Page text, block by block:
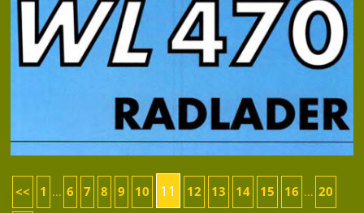
<< 1 ... 6 7 8 9 10 11 12 13 14 15 16 ... 20